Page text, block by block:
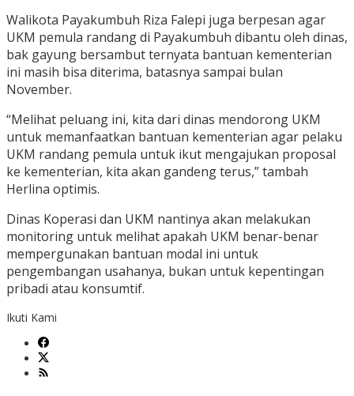
Walikota Payakumbuh Riza Falepi juga berpesan agar
UKM pemula randang di Payakumbuh dibantu oleh dinas,
bak gayung bersambut ternyata bantuan kementerian
ini masih bisa diterima, batasnya sampai bulan
November.
“Melihat peluang ini, kita dari dinas mendorong UKM
untuk memanfaatkan bantuan kementerian agar pelaku
UKM randang pemula untuk ikut mengajukan proposal
ke kementerian, kita akan gandeng terus,” tambah
Herlina optimis.
Dinas Koperasi dan UKM nantinya akan melakukan
monitoring untuk melihat apakah UKM benar-benar
mempergunakan bantuan modal ini untuk
pengembangan usahanya, bukan untuk kepentingan
pribadi atau konsumtif.
Ikuti Kami